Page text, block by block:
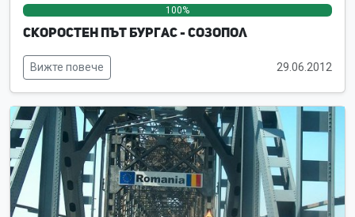
100%
Скоростен път Бургас - Созопол
Вижте повече 29.06.2012